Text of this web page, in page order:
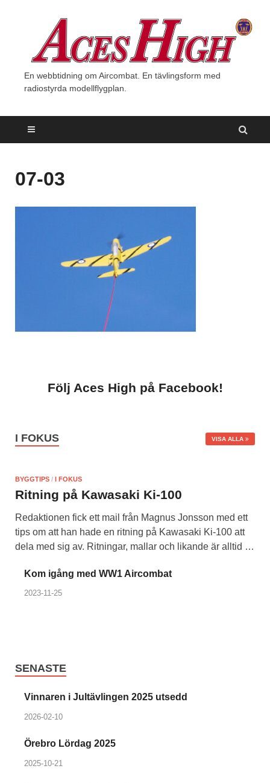
En webbtidning om Aircombat. En tävlingsform med
radiostyrda modellflygplan.
07-03
Följ Aces High på Facebook!
I FOKUS VISA ALLA
BYGGTIPS / I FOKUS
Ritning på Kawasaki Ki-100
Redaktionen fick ett mail från Magnus Jonsson med ett
tips om att han hade en ritning på Kawasaki Ki-100 att
dela med sig av. Ritningar, mallar och likande är alltid …
Kom igång med WW1 Aircombat
2023-11-25
SENASTE
Vinnaren i Jultävlingen 2025 utsedd
2026-02-10
Örebro Lördag 2025
2025-10-21